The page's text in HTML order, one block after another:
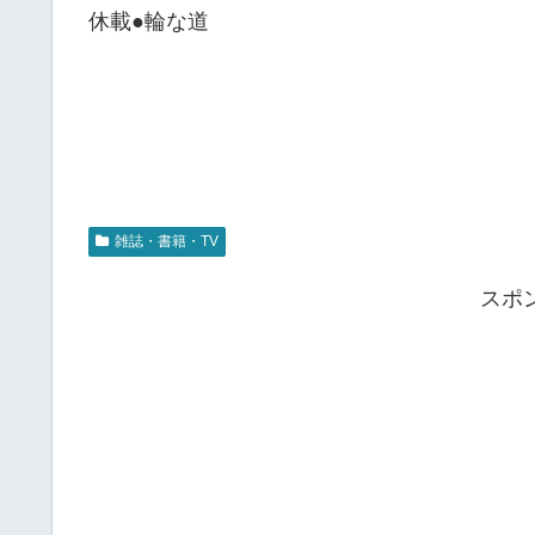
休載●輪な道
雑誌・書籍・TV
スポ